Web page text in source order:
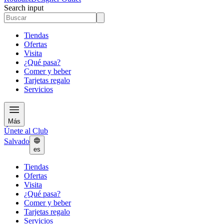
Search input
Tiendas
Ofertas
Visita
¿Qué pasa?
Comer y beber
Tarjetas regalo
Servicios
Más
Únete al Club
Salvado
es
Tiendas
Ofertas
Visita
¿Qué pasa?
Comer y beber
Tarjetas regalo
Servicios